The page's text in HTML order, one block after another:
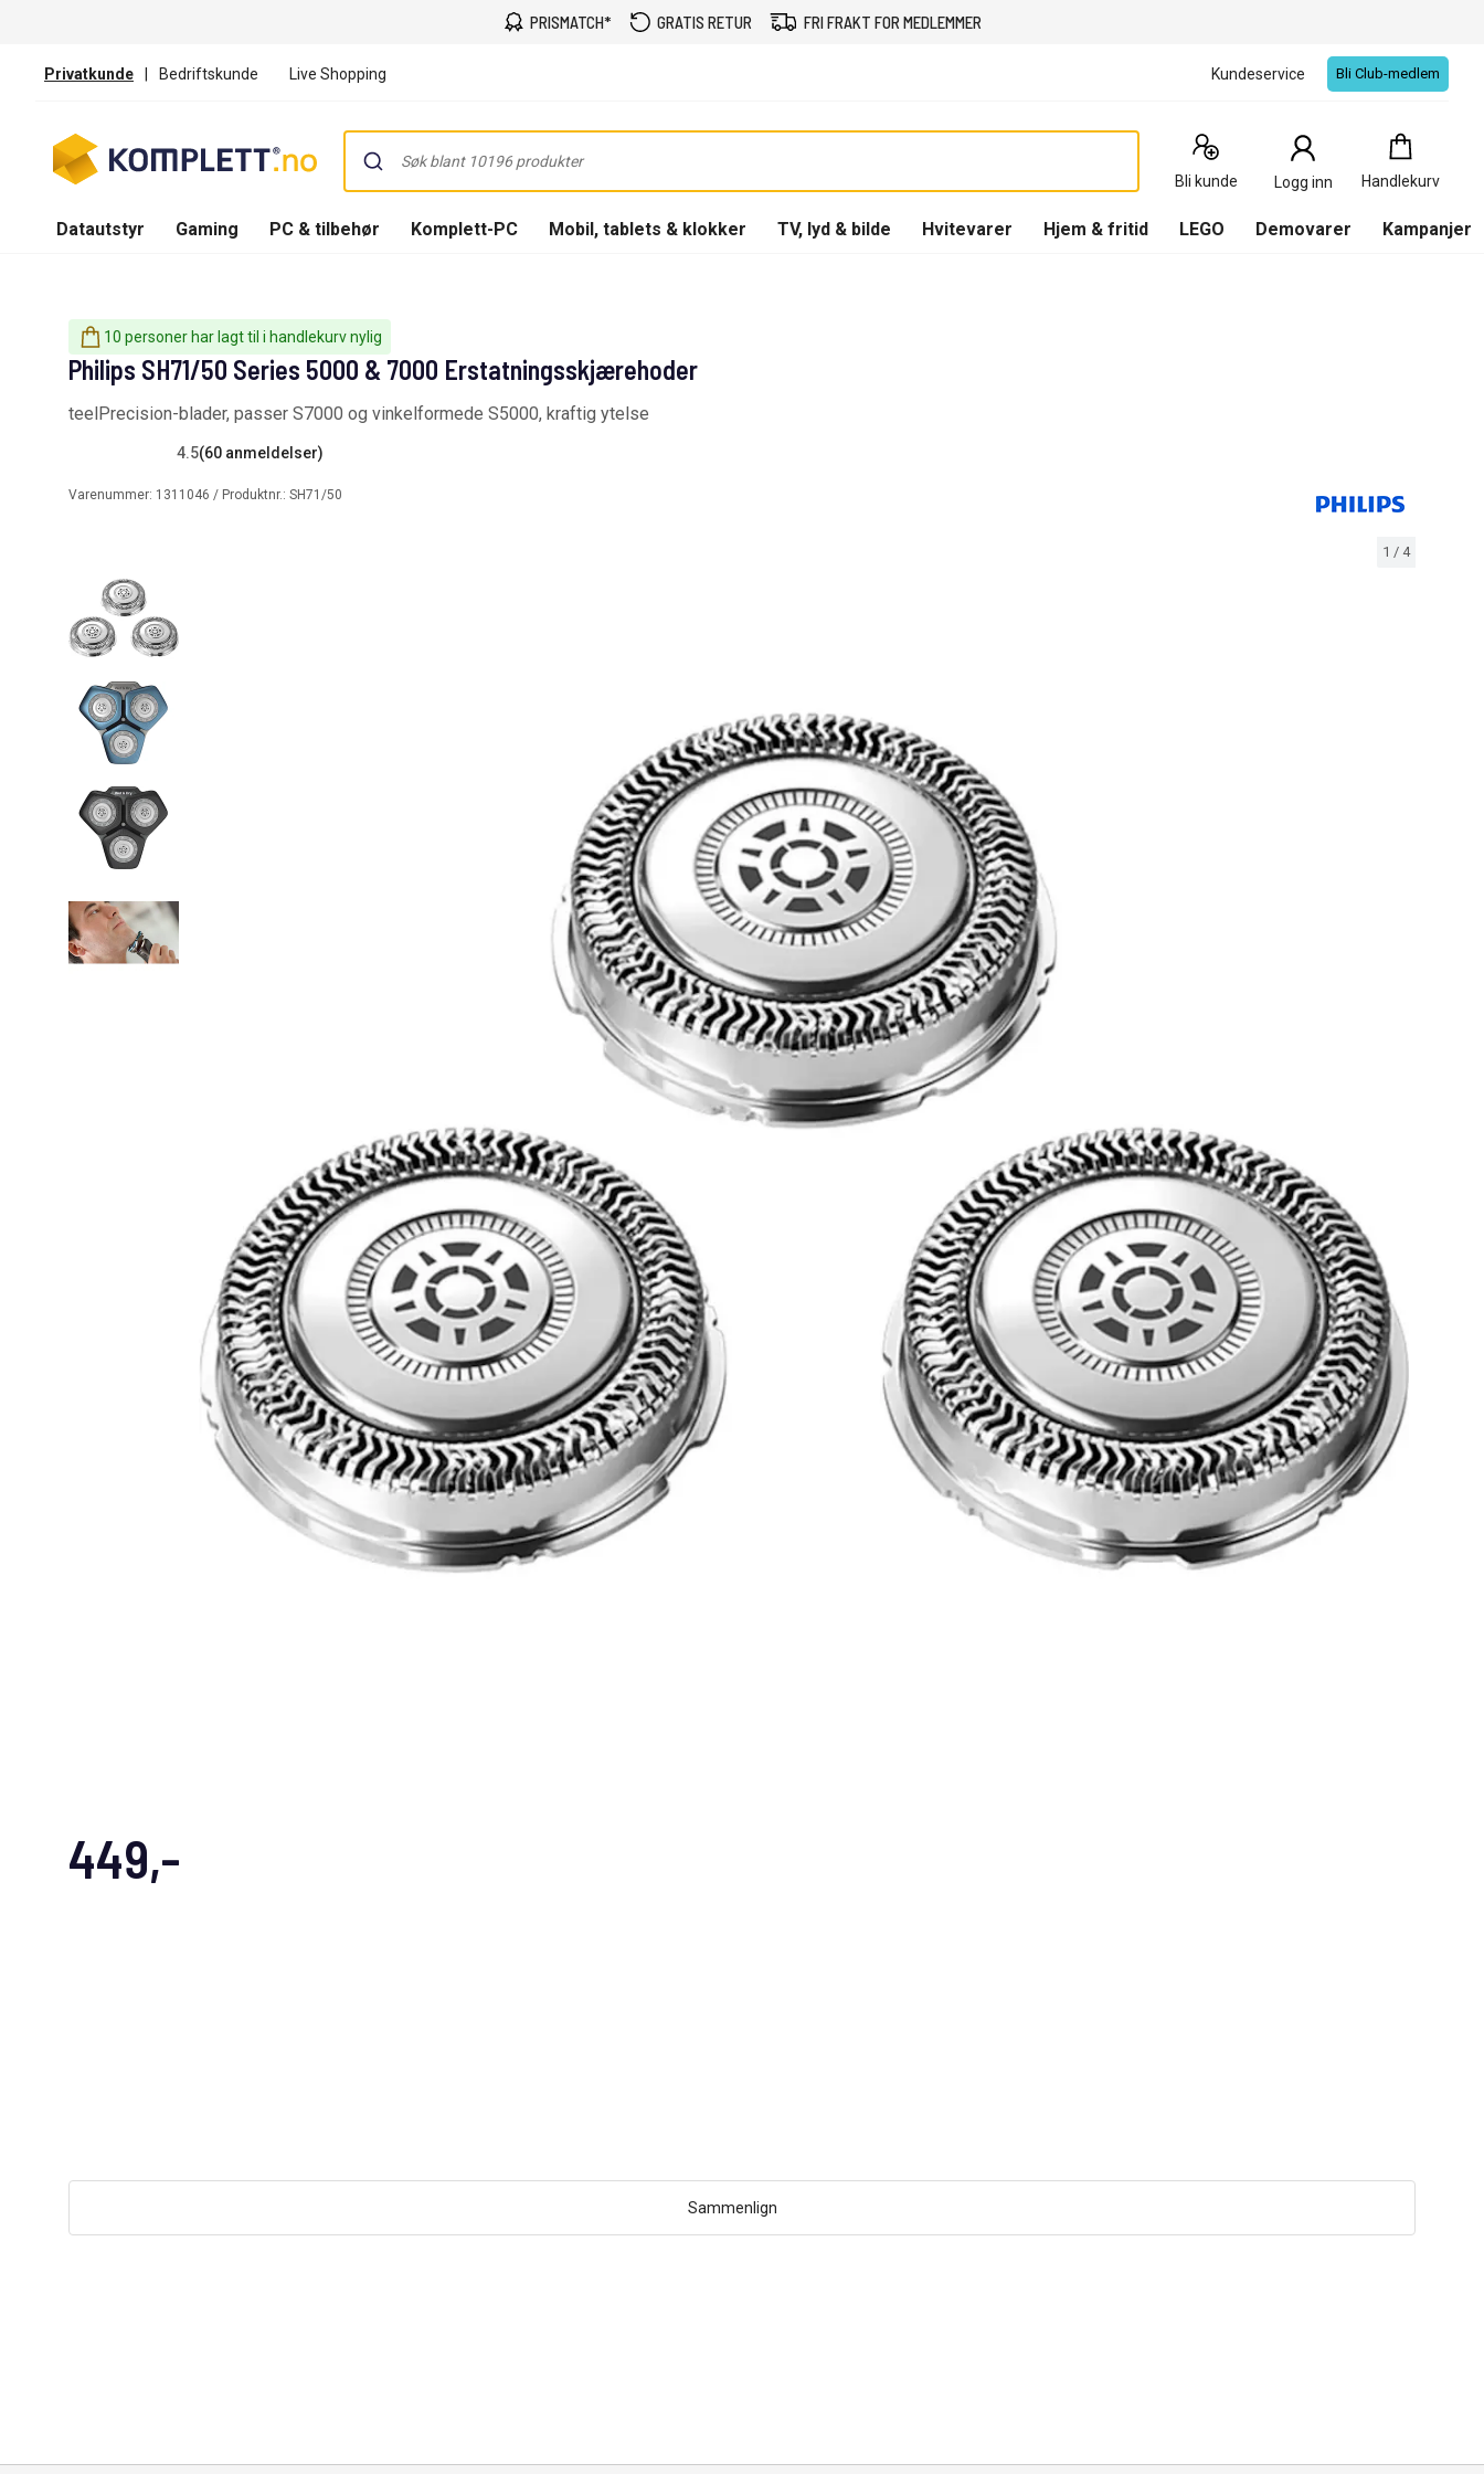
PRISMATCH* GRATIS RETUR FRI FRAKT FOR MEDLEMMER
Privatkunde | Bedriftskunde Live Shopping Kundeservice Bli Club-medlem
Bli kunde Logg inn Handlekurv
Handlekurv
0
Produkter
Datautstyr Gaming PC & tilbehør Komplett-PC Mobil, tablets & klokker TV, lyd & bilde Hvitevarer Hjem & fritid LEGO Demovarer Kampanjer
10 personer har lagt til i handlekurv nylig
1 / 4
Philips SH71/50 Series 5000 & 7000 Erstatningsskjærehoder
teelPrecision-blader, passer S7000 og vinkelformede S5000, kraftig ytelse
4.5(60 anmeldelser)
Varenummer: 1311046 / Produktnr.: SH71/50
449,-
Sammenlign